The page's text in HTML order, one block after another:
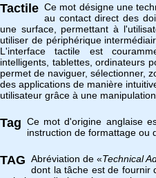
Tactile Ce mot désigne une
au contact direct des
une surface, permettant à
utiliser de périphérique
L'interface tactile est
intelligents, tablettes, ordinateurs
permet de naviguer, sélectionner,
des applications de manière
utilisateur grâce à une
Tag Ce mot d'origine anglaise
instruction de formattage ou
TAG Abréviation de «Technical
dont la tâche est de fournir